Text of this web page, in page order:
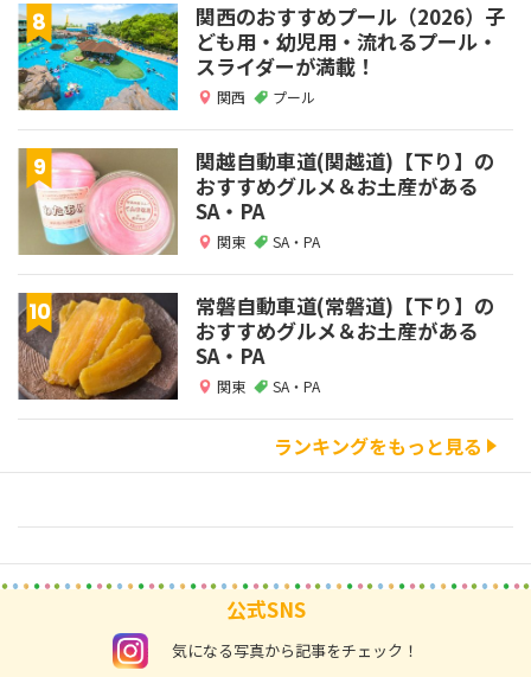
関西のおすすめプール（2026）子
ども用・幼児用・流れるプール・
スライダーが満載！
関西 プール
関越自動車道(関越道)【下り】の
おすすめグルメ＆お土産がある
SA・PA
関東 SA・PA
常磐自動車道(常磐道)【下り】の
おすすめグルメ＆お土産がある
SA・PA
関東 SA・PA
ランキングをもっと見る
公式SNS
instagram 気になる写真から記事をチェック！